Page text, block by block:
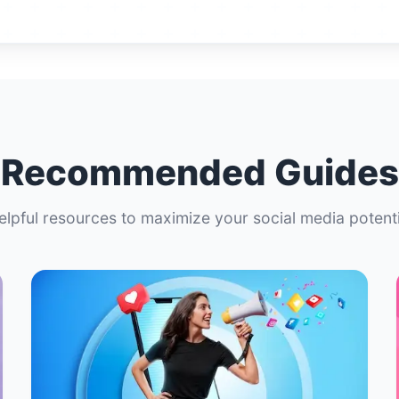
Recommended Guides
resources to maximize your social media